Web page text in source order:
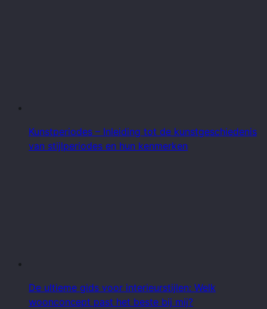
Kunstperiodes – Inleiding tot de kunstgeschiedenis
van stijlperiodes en hun kenmerken
De ultieme gids voor interieurstijlen: Welk
woonconcept past het beste bij mij?